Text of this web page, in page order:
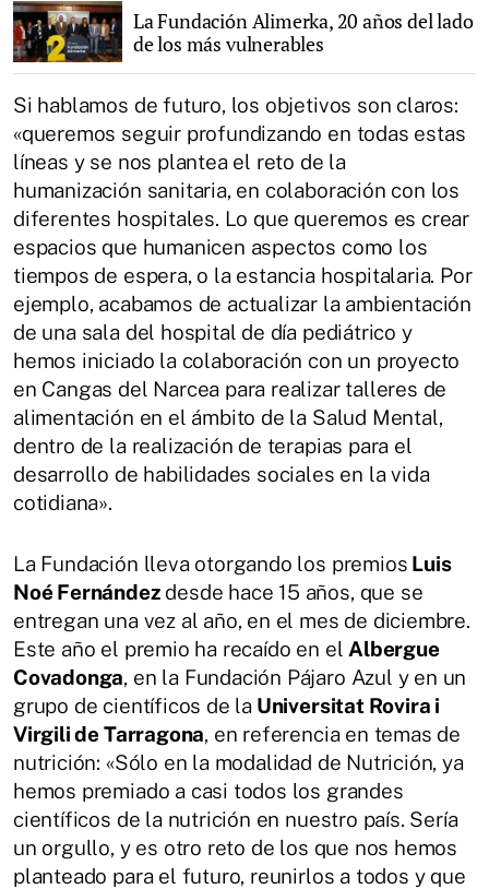
La Fundación Alimerka, 20 años del lado
de los más vulnerables
Si hablamos de futuro, los objetivos son claros:
«queremos seguir profundizando en todas estas
líneas y se nos plantea el reto de la
humanización sanitaria, en colaboración con los
diferentes hospitales. Lo que queremos es crear
espacios que humanicen aspectos como los
tiempos de espera, o la estancia hospitalaria. Por
ejemplo, acabamos de actualizar la ambientación
de una sala del hospital de día pediátrico y
hemos iniciado la colaboración con un proyecto
en Cangas del Narcea para realizar talleres de
alimentación en el ámbito de la Salud Mental,
dentro de la realización de terapias para el
desarrollo de habilidades sociales en la vida
cotidiana».
La Fundación lleva otorgando los premios Luis
Noé Fernándezdesde hace 15 años, que se
entregan una vez al año, en el mes de diciembre.
Este año el premio ha recaído en el Albergue
Covadonga, en la Fundación Pájaro Azul y en un
grupo de científicos de la Universitat Rovira i
Virgili de Tarragona, en referencia en temas de
nutrición: «Sólo en la modalidad de Nutrición, ya
hemos premiado a casi todos los grandes
científicos de la nutrición en nuestro país. Sería
un orgullo, y es otro reto de los que nos hemos
planteado para el futuro, reunirlos a todos y que